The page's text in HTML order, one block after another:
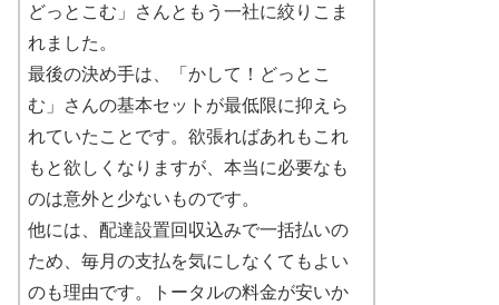
どっとこむ」さんともう一社に絞りこま
れました。
最後の決め手は、「かして！どっとこ
む」さんの基本セットが最低限に抑えら
れていたことです。欲張ればあれもこれ
もと欲しくなりますが、本当に必要なも
のは意外と少ないものです。
他には、配達設置回収込みで一括払いの
ため、毎月の支払を気にしなくてもよい
のも理由です。トータルの料金が安いか